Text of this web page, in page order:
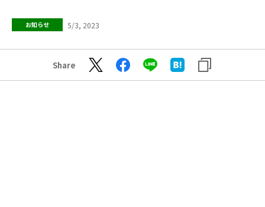
お知らせ 5/3, 2023
Share